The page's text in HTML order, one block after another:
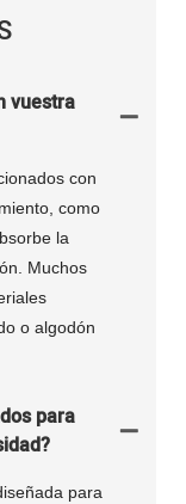
vuestra
con
como
la
Muchos
o algodón
para
para